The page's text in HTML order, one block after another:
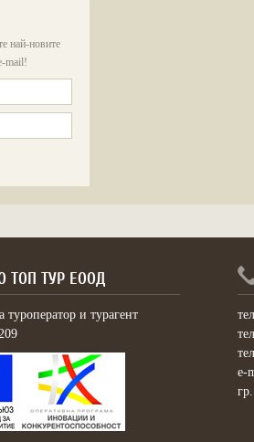
най-новите
mail!
ТОП ТУР ЕООД
и турагент
e-